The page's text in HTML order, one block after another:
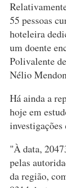
55 pessoas
hoteleira
um doente
Polivalente
Nélio
Há ainda a
hoje em
"À data,
pelas
da região,